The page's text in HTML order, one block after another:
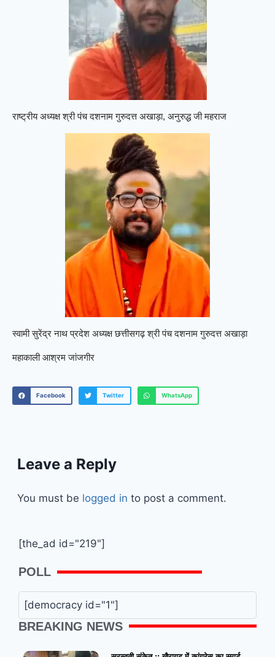
राष्ट्रीय अध्यक्ष श्री पंच दशनाम गुरुदत्त अखाड़ा, अनुरुद्ध जी महराज
स्वामी सुरेंद्र नाथ प्रदेश अध्यक्ष छत्तीसगढ़ श्री पंच दशनाम गुरुदत्त अखाड़ा
महाकाली आश्रम जांजगीर
Facebook Twitter WhatsApp
Leave a Reply
You must be logged in to post a comment.
[the_ad id="219"]
POLL
[democracy id="1"]
BREAKING NEWS